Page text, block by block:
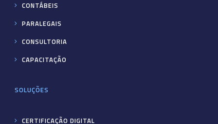
CONTÁBEIS
PARALEGAIS
CONSULTORIA
CAPACITAÇÃO
SOLUÇÕES
CERTIFICAÇÃO DIGITAL